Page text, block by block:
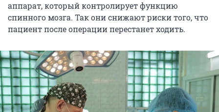
аппарат, который контролирует функцию
спинного мозга. Так они снижают риски того, что
пациент после операции перестанет ходить.